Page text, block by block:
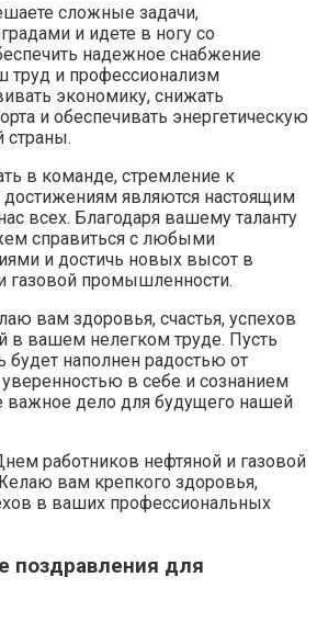
сложные задачи,
и идете в ногу со
надежное снабжение
труд и профессионализм
экономику, снижать
и обеспечивать энергетическую
страны.
в команде, стремление к
достижениям являются настоящим
всех. Благодаря вашему таланту
справиться с любыми
и достичь новых высот в
газовой промышленности.
вам здоровья, счастья, успехов
в вашем нелегком труде. Пусть
наполнен радостью от
в себе и сознанием
важное дело для будущего нашей
работников нефтяной и газовой
вам крепкого здоровья,
в ваших профессиональных
поздравления для